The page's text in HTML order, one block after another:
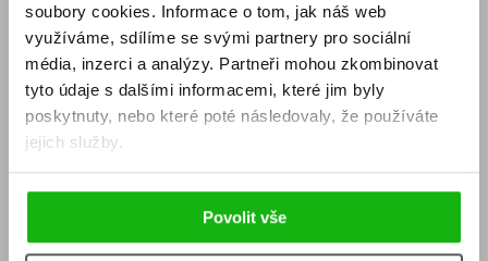
soubory cookies. Informace o tom, jak náš web
využíváme, sdílíme se svými partnery pro sociální
média, inzerci a analýzy. Partneři mohou zkombinovat
tyto údaje s dalšími informacemi, které jim byly
poskytnuty, nebo které poté následovaly, že používáte
jejich služby.
Povolit vše
E-SHOP
Aktuality
Naši autoři
Obchodní podmínky
Jak nakoupit
Knižní novinky
Dárkové poukazy
Affiliate program
KONTAKTY